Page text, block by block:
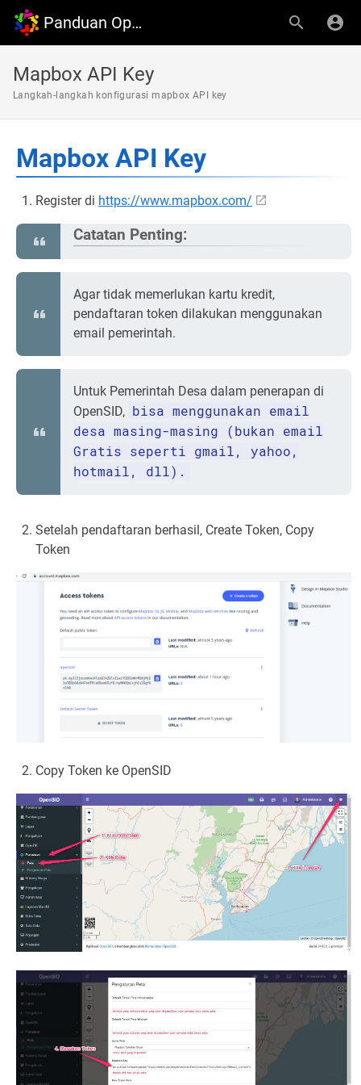
Panduan OpenDesa
Mapbox API Key
Langkah-langkah konfigurasi mapbox API key
Mapbox API Key
Register di https://www.mapbox.com/
Catatan Penting:
Agar tidak memerlukan kartu kredit,
pendaftaran token dilakukan menggunakan
email pemerintah.
Untuk Pemerintah Desa dalam penerapan di
OpenSID, bisa menggunakan email
desa masing-masing (bukan email
Gratis seperti gmail, yahoo,
hotmail, dll).
Setelah pendaftaran berhasil, Create Token, Copy
Token
Copy Token ke OpenSID